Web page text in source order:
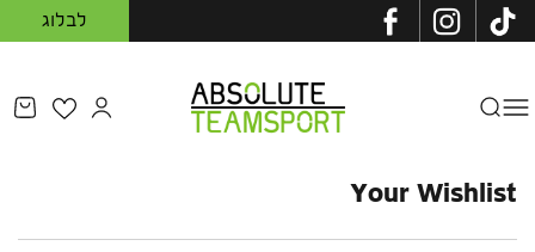
לבלוג
פתיחת תפריט
פתיחת חיפוש
מעבר לדף
Your Wishlist